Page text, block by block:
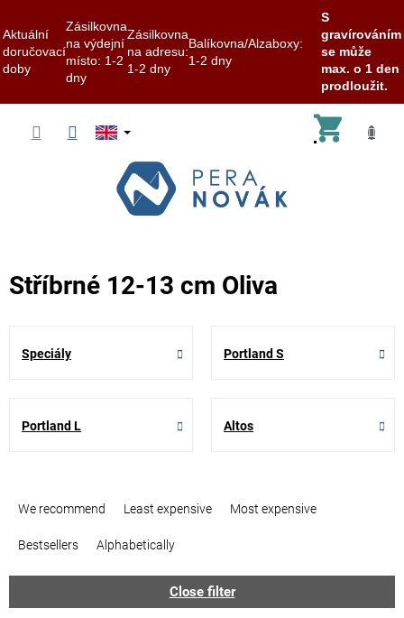
Aktuální
doručovací
doby
Zásilkovna
na výdejní
místo: 1-2
dny
Zásilkovna
na adresu:
1-2 dny
Balíkovna/Alzaboxy:
1-2 dny
S
gravírováním
se může
max. o 1 den
prodloužit.
Stříbrné 12-13 cm Oliva
Speciály Portland S
Portland L Altos
t
We recommend Least expensive Most expensive
Bestsellers Alphabetically
Close filter